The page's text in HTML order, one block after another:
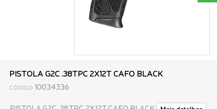
PISTOLA G2C .38TPC 2X12T CAFO BLACK
CÓDIGO 10034336